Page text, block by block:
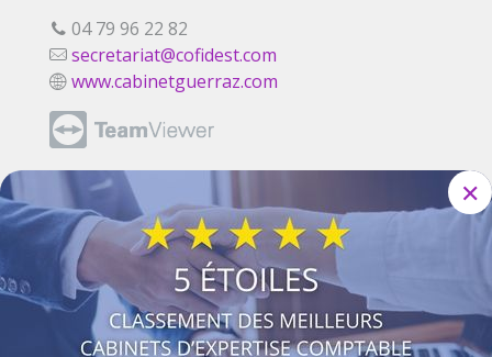
04 79 96 22 82
secretariat@cofidest.com
www.cabinetguerraz.com
©2026 Cabinet Guerraz
Accueil
Mentions légales
✕